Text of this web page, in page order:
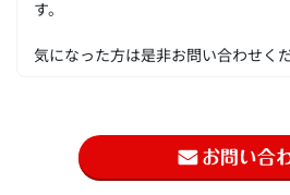
す。
気になった方は是非お問い合わせく